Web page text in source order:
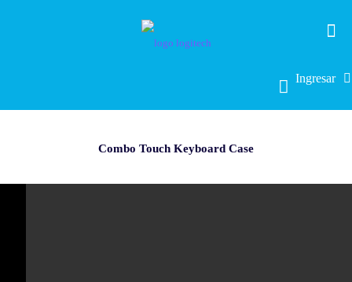
Ingresar
Combo Touch Keyboard Case